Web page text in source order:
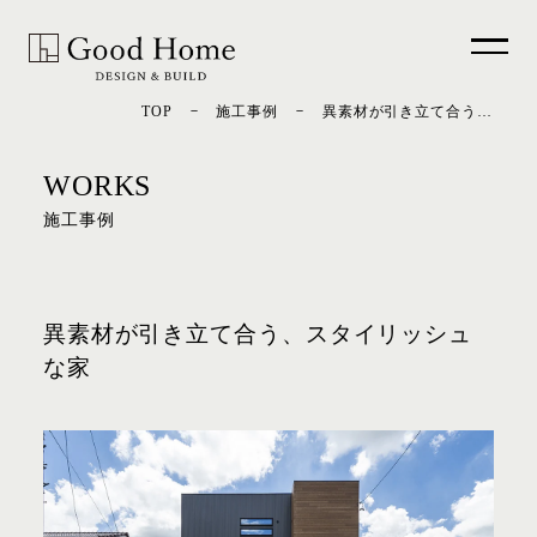
TOP － 施工事例 －
WORKS
施工事例
異素材が引き立て合う、スタイリッシュ
な家